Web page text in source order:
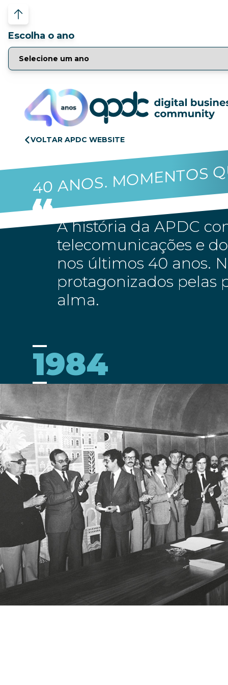
Escolha o ano
VOLTAR APDC WEBSITE
40 ANOS. MOMENTOS
A história da APDC
telecomunicações e
nos últimos 40 anos.
protagonizados pelas
alma.
1984